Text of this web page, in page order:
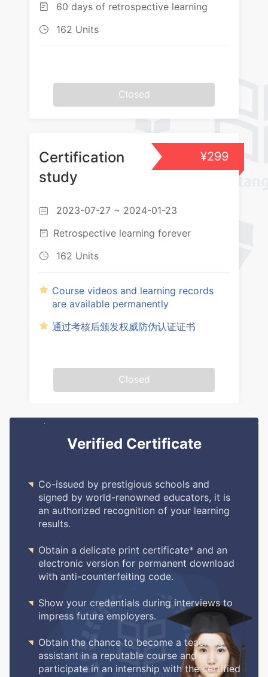
2.1.10.2清朝的装饰图案（下）
2.2外国装饰图案
2.2.1.2亚非地区的装饰图案（下）
2.2.2.1欧美地区的装饰图案（上）
2.2.2.2欧美地区的装饰图案（下）
2.3中国民间美术图案
2.3.1年画
2.3.3剪纸与刺绣
2.3.4染织
2.3.6民间服饰与皮影
6.4.1风景图案的特征
6.5.1人物图案的特征
6.5.2人物变化的方法
 60 days of retrospective learning
 162 Units
Closed
¥299
Certification
study
 2023-07-27 ~ 2024-01-23
 Retrospective learning forever
 162 Units
Course videos and learning records
are available permanently
通过考核后颁发权威防伪认证证书
Closed
Verified Certificate
 Co-issued by prestigious schools and
signed by world-renowned educators, it is
an authorized recognition of your learning
results.
 Obtain a delicate print certificate* and an
electronic version for permanent download
with anti-counterfeiting code.
 Show your credentials during interviews to
impress future employers.
 Obtain the chance to become a teaching
assistant in a reputable course and
participate in an internship with the certified